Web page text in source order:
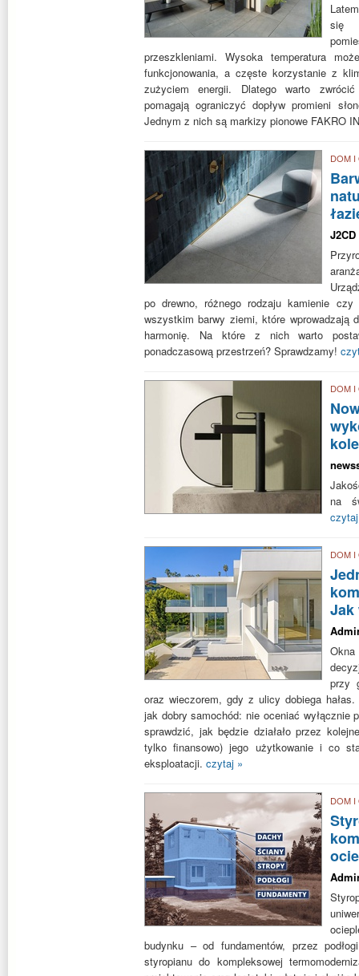
się
przeszkleniami. Wysoka temperatura
funkcjonowania, a częste korzystanie z
zużyciem energii. Dlatego warto
pomagają ograniczyć dopływ promieni
Jednym z nich są markizy pionowe FAKRO
DOM
J2CD
po drewno, różnego rodzaju kamienie
wszystkim barwy ziemi, które wprowadzają
harmonię. Na które z nich warto
ponadczasową przestrzeń? Sprawdzamy!
DOM
na
DOM
Jak
przy
oraz wieczorem, gdy z ulicy dobiega
jak dobry samochód: nie oceniać wyłącznie
sprawdzić, jak będzie działało przez
tylko finansowo) jego użytkowanie i co
eksploatacji. czytaj »
DOM
budynku – od fundamentów, przez
styropianu do kompleksowej